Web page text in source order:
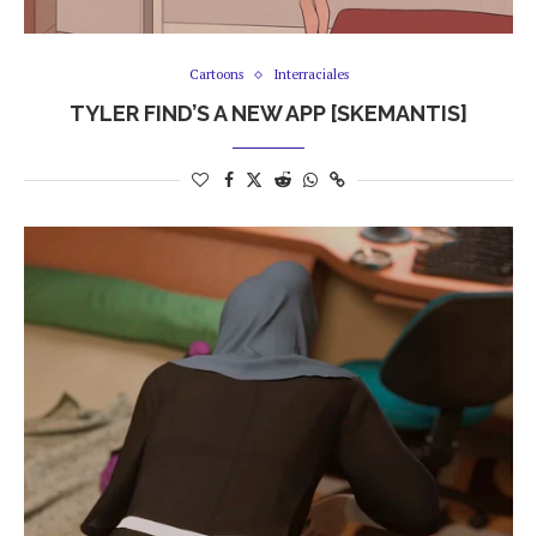
Cartoons Interraciales
TYLER FIND’S A NEW APP [SKEMANTIS]